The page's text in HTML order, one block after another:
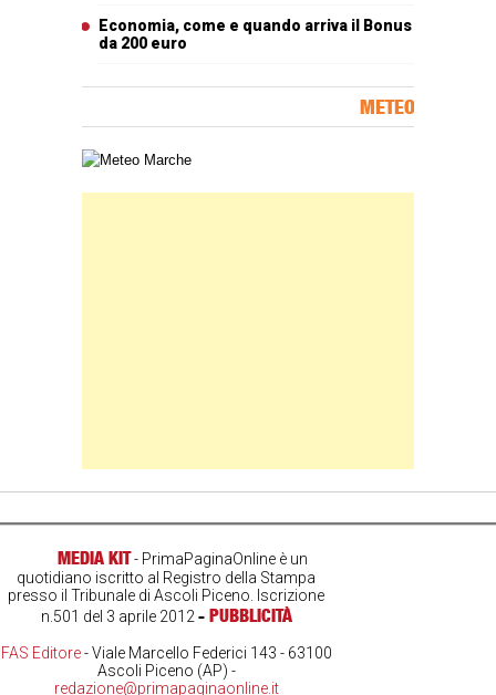
Economia, come e quando arriva il Bonus
da 200 euro
METEO
Carta meteorologica delle Marche
MEDIA KIT- PrimaPaginaOnline è un
quotidiano iscritto al Registro della Stampa
presso il Tribunale di Ascoli Piceno. Iscrizione
n.501 del 3 aprile 2012- PUBBLICITÀ
FAS Editore- Viale Marcello Federici 143 - 63100
Ascoli Piceno (AP) -
redazione@primapaginaonline.it